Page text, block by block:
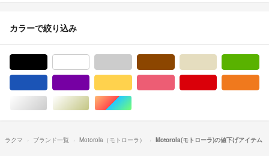
カラーで絞り込み
シルバー/銀色系ゴールド/金色系マルチカラー
ラクマ ブランド一覧 Motorola（モトローラ） Motorola(モトローラ)の値下げアイテム